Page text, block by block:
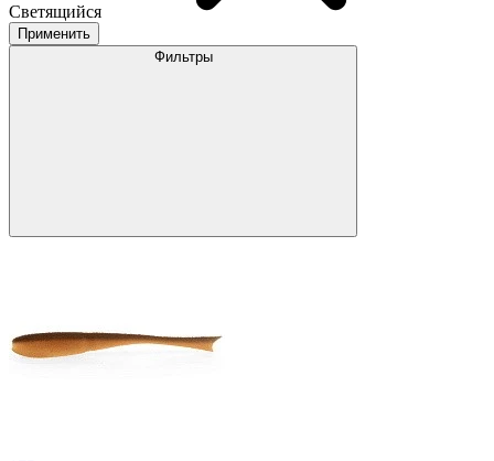
Светящийся
Применить
Фильтры